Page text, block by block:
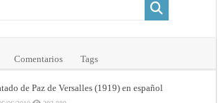
Comentarios Tags
de Paz de Versalles (1919) en español